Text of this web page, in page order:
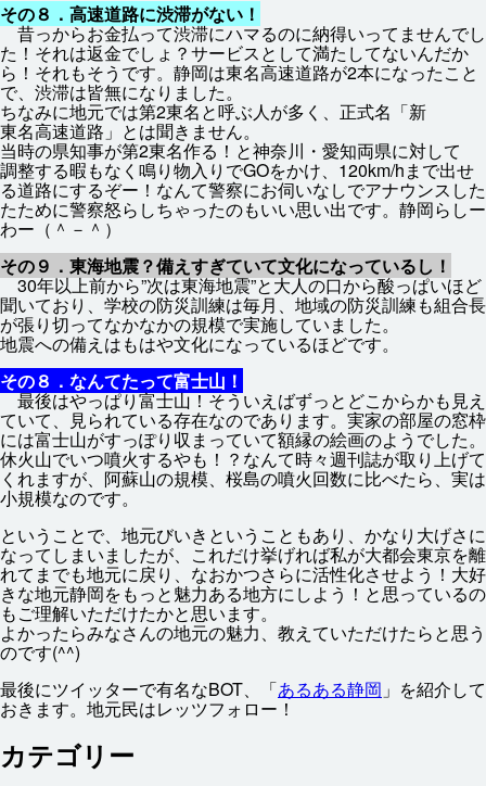
その８． 高速道路に渋滞がない！
昔っからお金払って渋滞にハマるのに納得いってませんでし
た！それは返金でしょ？サービスとして満たしてないんだか
ら！それもそうです。 静岡は東名高速道路が2本になったこと
で、 渋滞は皆無になりました。
ちなみに地元では第2東名と呼ぶ人が多 く、 正式名 「新
東名高速道路 」とは聞きません。
当時の県知事が第2東名作る！と神奈川 ・ 愛知両県に対して
調整する暇もなく 鳴り物入 りでGOをかけ、120km/hまで出せ
る道路にするぞー！なんて警察にお伺いなしでアナウンスした
たために警察怒らしちゃったのもいい思い出です。 静岡らしー
わー（＾－＾）
その９． 東海地震？備えすぎていて文化になっているし！
30年以上前から”次は東海地震”と大人の口から酸っぱいほど
聞いており、 学校の防災訓練は毎月 、 地域の防災訓練も組合長
が張り切ってなかなかの規模で実施していました。
地震への備えはもはや文化になっているほどです。
その８．なんてたって富士山 ！
最後はやっぱり富士山！そういえばずっとどこからかも 見え
ていて、 見られている存在なのであります。 実家の部屋の窓枠
には富士山がすっぽり 収まっていて額縁の絵画のようでした。
休火山でいつ噴火するやも！？なんて時々週刊誌が取 り上げて
くれますが、 阿蘇山の規模、 桜島の噴火回数に比べたら、 実は
小規模なのです。
ということで、 地元びいきということもあり、かなり 大げさに
なってしまいましたが、これだけ挙げれば私が大都会東京を離
れてまでも地元に戻り、なおかつさらに活性化させよう！ 大好
きな地元静岡をもっと魅力ある地方にしよう！と思っているの
もご理解いただけたかと思います。
よかったらみなさんの地元の魅力、 教えていただけたらと思う
のです(^^)
最後にツイッターで有名なBOT、「あるある静岡 」を紹介して
おきます。 地元民はレッツフォロー！
カテゴリー